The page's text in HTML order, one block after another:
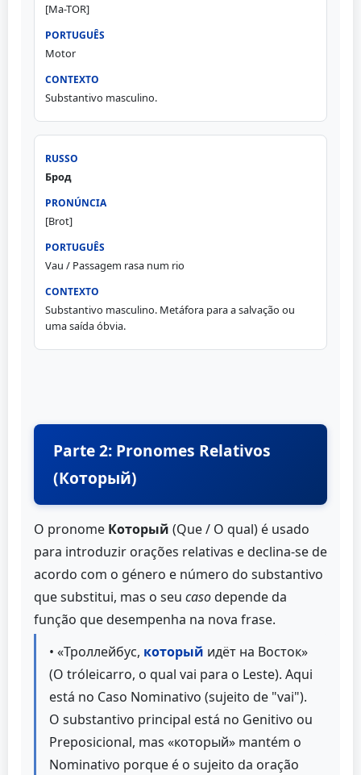
[Ma-TOR]
Motor
Substantivo masculino.
Брод
[Brot]
Vau / Passagem rasa num rio
Substantivo masculino. Metáfora para a salvação ou
uma saída óbvia.
Parte 2: Pronomes Relativos
(Который)
O pronome Который (Que / O qual) é usado
para introduzir orações relativas e declina-se de
acordo com o género e número do substantivo
que substitui, mas o seu casodepende da
função que desempenha na nova frase.
• «Троллейбус, который идёт на Восток»
(O tróleicarro, o qual vai para o Leste). Aqui
está no Caso Nominativo (sujeito de "vai").
O substantivo principal está no Genitivo ou
Preposicional, mas «который» mantém o
Nominativo porque é o sujeito da oração